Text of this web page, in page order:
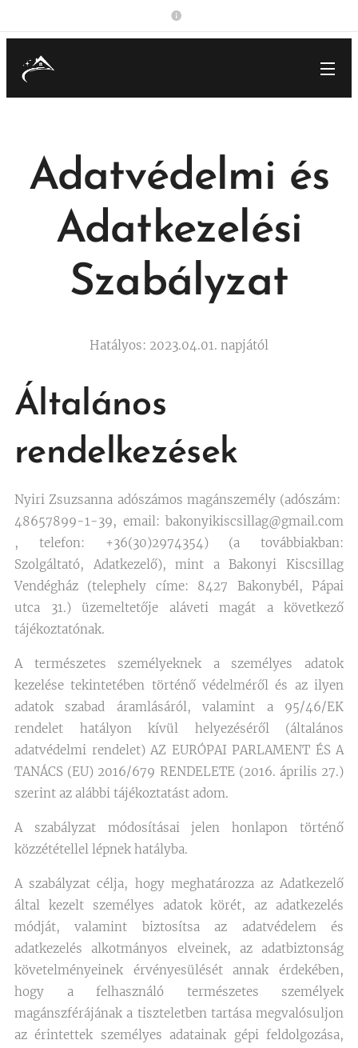
Adatvédelmi és
Adatkezelési
Szabályzat
Hatályos: 2023.04.01. napjától
Általános
rendelkezések
Nyiri Zsuzsanna adószámos magánszemély (adószám:
48657899-1-39, email: bakonyikiscsillag@gmail.com
, telefon: +36(30)2974354) (a továbbiakban:
Szolgáltató, Adatkezelő), mint a Bakonyi Kiscsillag
Vendégház (telephely címe: 8427 Bakonybél, Pápai
utca 31.) üzemeltetője aláveti magát a következő
tájékoztatónak.
A természetes személyeknek a személyes adatok
kezelése tekintetében történő védelméről és az ilyen
adatok szabad áramlásáról, valamint a 95/46/EK
rendelet hatályon kívül helyezéséről (általános
adatvédelmi rendelet) AZ EURÓPAI PARLAMENT ÉS A
TANÁCS (EU) 2016/679 RENDELETE (2016. április 27.)
szerint az alábbi tájékoztatást adom.
A szabályzat módosításai jelen honlapon történő
közzététellel lépnek hatályba.
A szabályzat célja, hogy meghatározza az Adatkezelő
által kezelt személyes adatok körét, az adatkezelés
módját, valamint biztosítsa az adatvédelem és
adatkezelés alkotmányos elveinek, az adatbiztonság
követelményeinek érvényesülését annak érdekében,
hogy a felhasználó természetes személyek
magánszférájának a tiszteletben tartása megvalósuljon
az érintettek személyes adatainak gépi feldolgozása,